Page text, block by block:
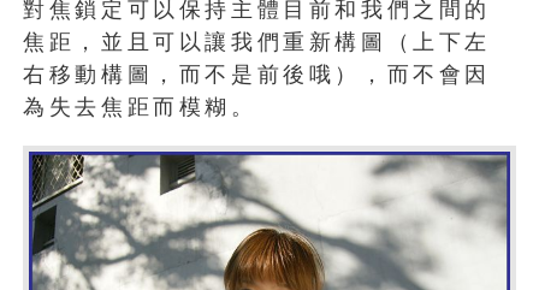
對焦鎖定可以保持主體目前和我們之間的
焦距，並且可以讓我們重新構圖（上下左
右移動構圖，而不是前後哦），而不會因
為失去焦距而模糊。